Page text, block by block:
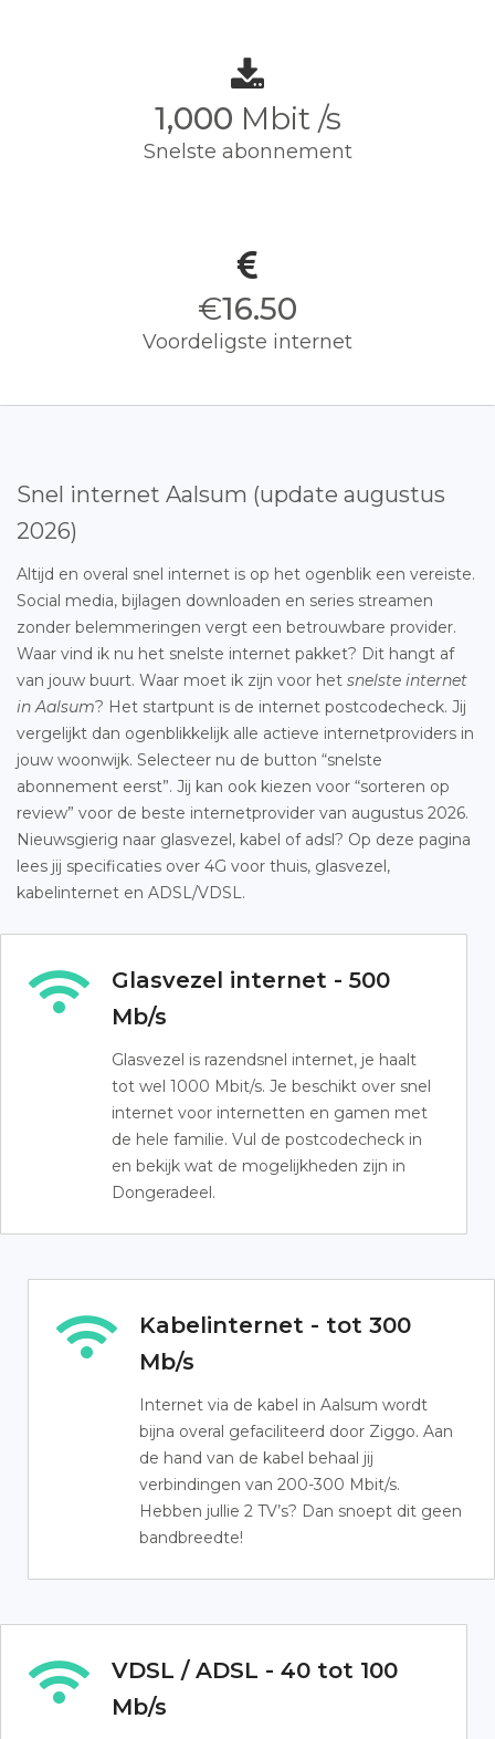
1,000 Mbit /s
Snelste abonnement
€16.50
Voordeligste internet
Snel internet Aalsum (update augustus
2026)
Altijd en overal snel internet is op het ogenblik een vereiste.
Social media, bijlagen downloaden en series streamen
zonder belemmeringen vergt een betrouwbare provider.
Waar vind ik nu het snelste internet pakket? Dit hangt af
van jouw buurt. Waar moet ik zijn voor het snelste internet
in Aalsum? Het startpunt is de internet postcodecheck. Jij
vergelijkt dan ogenblikkelijk alle actieve internetproviders in
jouw woonwijk. Selecteer nu de button “snelste
abonnement eerst”. Jij kan ook kiezen voor “sorteren op
review” voor de beste internetprovider van augustus 2026.
Nieuwsgierig naar glasvezel, kabel of adsl? Op deze pagina
lees jij specificaties over 4G voor thuis, glasvezel,
kabelinternet en ADSL/VDSL.
Glasvezel internet - 500
Mb/s
Glasvezel is razendsnel internet, je haalt
tot wel 1000 Mbit/s. Je beschikt over snel
internet voor internetten en gamen met
de hele familie. Vul de postcodecheck in
en bekijk wat de mogelijkheden zijn in
Dongeradeel.
Kabelinternet - tot 300
Mb/s
Internet via de kabel in Aalsum wordt
bijna overal gefaciliteerd door Ziggo. Aan
de hand van de kabel behaal jij
verbindingen van 200-300 Mbit/s.
Hebben jullie 2 TV’s? Dan snoept dit geen
bandbreedte!
VDSL / ADSL - 40 tot 100
Mb/s